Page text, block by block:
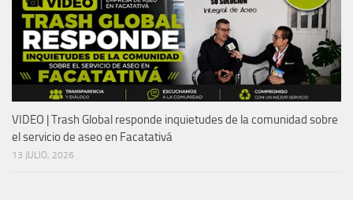
VIDEO | Trash Global responde inquietudes de la comunidad sobre
el servicio de aseo en Facatativá
13 JULIO, 2026